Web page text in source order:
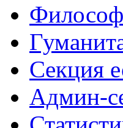
Секция
Админ-